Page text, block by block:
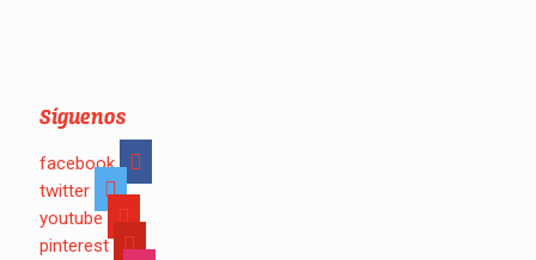
Síguenos
facebook
twitter
youtube
pinterest